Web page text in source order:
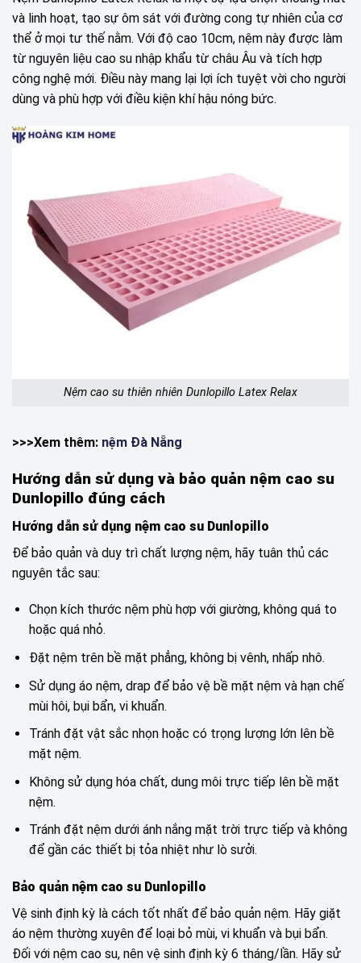
và linh hoạt, tạo sự ôm sát với đường cong tự nhiên của cơ
thể ở mọi tư thế nằm. Với độ cao 10cm, nệm này được làm
từ nguyên liệu cao su nhập khẩu từ châu Âu và tích hợp
công nghệ mới. Điều này mang lại lợi ích tuyệt vời cho người
dùng và phù hợp với điều kiện khí hậu nóng bức.
Nệm cao su thiên nhiên Dunlopillo Latex Relax
>>>Xem thêm: nệm Đà Nẵng
Hướng dẫn sử dụng và bảo quản nệm cao su
Dunlopillo đúng cách
Hướng dẫn sử dụng nệm cao su Dunlopillo
Để bảo quản và duy trì chất lượng nệm, hãy tuân thủ các
nguyên tắc sau:
Chọn kích thước nệm phù hợp với giường, không quá to
hoặc quá nhỏ.
Đặt nệm trên bề mặt phẳng, không bị vênh, nhấp nhô.
Sử dụng áo nệm, drap để bảo vệ bề mặt nệm và hạn chế
mùi hôi, bụi bẩn, vi khuẩn.
Tránh đặt vật sắc nhọn hoặc có trọng lượng lớn lên bề
mặt nệm.
Không sử dụng hóa chất, dung môi trực tiếp lên bề mặt
nệm.
Tránh đặt nệm dưới ánh nắng mặt trời trực tiếp và không
để gần các thiết bị tỏa nhiệt như lò sưởi.
Bảo quản nệm cao su Dunlopillo
Vệ sinh định kỳ là cách tốt nhất để bảo quản nệm. Hãy giặt
áo nệm thường xuyên để loại bỏ mùi, vi khuẩn và bụi bẩn.
Đối với nệm cao su, nên vệ sinh định kỳ 6 tháng/lần. Hãy sử